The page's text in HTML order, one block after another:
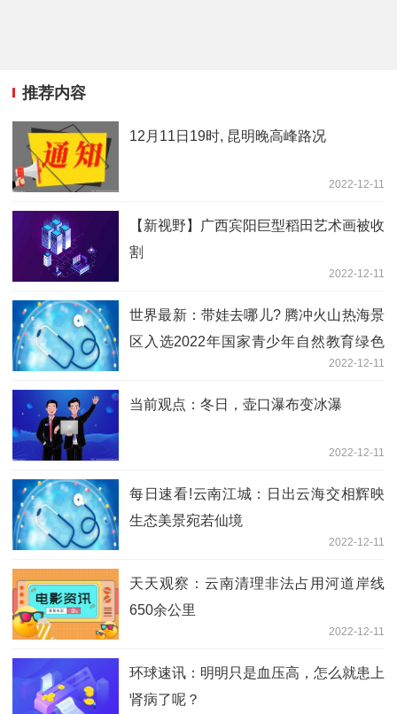
推荐内容
12月11日19时, 昆明晚高峰路况
2022-12-11
【新视野】广西宾阳巨型稻田艺术画被收
割
2022-12-11
世界最新：带娃去哪儿? 腾冲火山热海景
区入选2022年国家青少年自然教育绿色
2022-12-11
当前观点：冬日，壶口瀑布变冰瀑
2022-12-11
每日速看!云南江城：日出云海交相辉映
生态美景宛若仙境
2022-12-11
天天观察：云南清理非法占用河道岸线
650余公里
2022-12-11
环球速讯：明明只是血压高，怎么就患上
肾病了呢？